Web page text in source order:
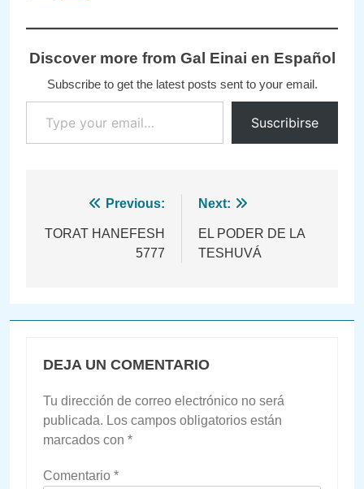
Discover more from Gal Einai en Español
Subscribe to get the latest posts sent to your email.
Type your email…
Suscribirse
Navegación
de
Previous:
TORAT HANEFESH
5777
Next:
EL PODER DE LA
TESHUVÁ
DEJA UN COMENTARIO
Tu dirección de correo electrónico no será
publicada. Los campos obligatorios están
marcados con *
Comentario *